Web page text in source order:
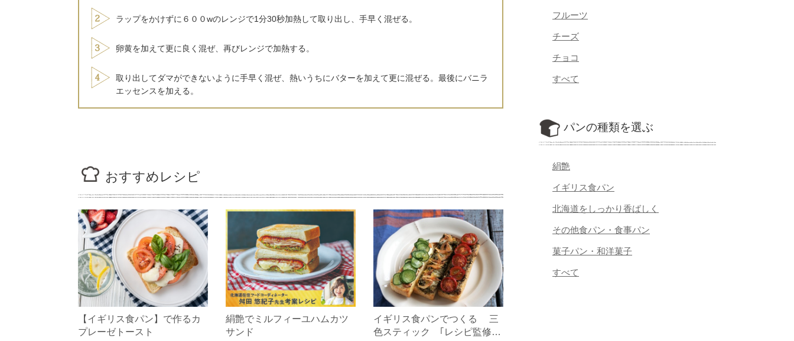
ラップをかけずに６００wのレンジで1分30秒加熱して取り出し、手早く混ぜる。
卵黄を加えて更に良く混ぜ、再びレンジで加熱する。
取り出してダマができないように手早く混ぜ、熱いうちにバターを加えて更に混ぜる。最後にバニラ
エッセンスを加える。
おすすめレシピ
【イギリス食パン】で作るカ
プレーゼトースト
絹艶でミルフィーユハムカツ
サンド
イギリス食パンでつくる 三
色スティック ｢レシピ監修：
フルーツ
チーズ
チョコ
すべて
パンの種類を選ぶ
絹艶
イギリス食パン
北海道をしっかり香ばしく
その他食パン・食事パン
菓子パン・和洋菓子
すべて